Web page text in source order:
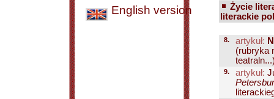
English version
Życie
literackie
8. artykuł:
(rubryka
9. artykuł: